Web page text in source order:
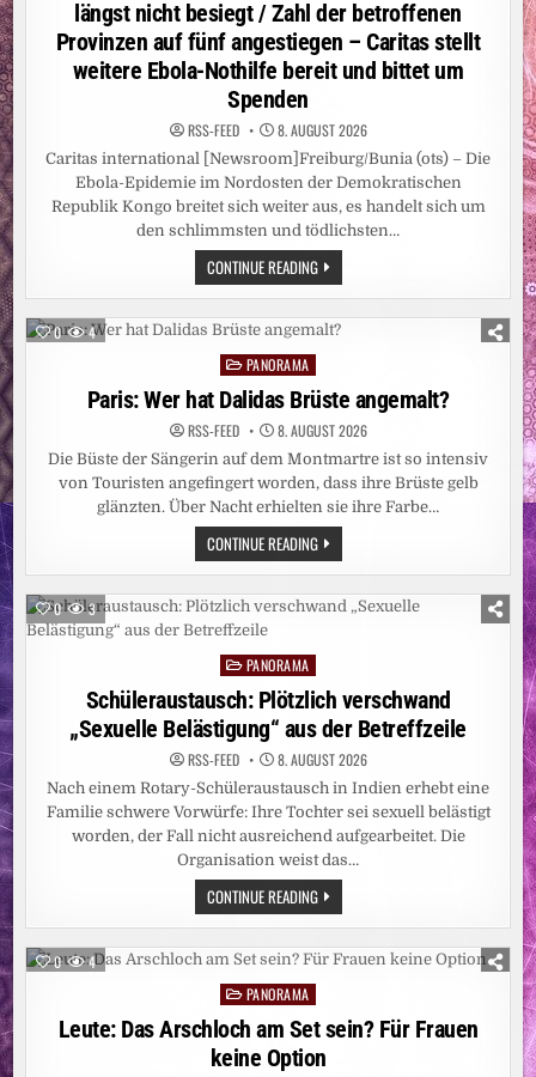
längst nicht besiegt / Zahl der betroffenen
Provinzen auf fünf angestiegen – Caritas stellt
weitere Ebola-Nothilfe bereit und bittet um
Spenden
RSS-FEED 8. AUGUST 2026
Caritas international [Newsroom]Freiburg/Bunia (ots) – Die
Ebola-Epidemie im Nordosten der Demokratischen
Republik Kongo breitet sich weiter aus, es handelt sich um
den schlimmsten und tödlichsten…
CONTINUE READINGCARITAS:
EBOLA-
EPIDEMIE
IN
DER
LÄNGST
NICHT
BESIEGT
/
ZAHL
DER
BETROFFENEN
PROVINZEN
AUF
FÜNF
ANGESTIEGEN
–
CARITAS
STELLT
WEITERE
BITTET
UM
SPENDEN
0 4
Posted
in
PANORAMA
Paris: Wer hat Dalidas Brüste angemalt?
RSS-FEED 8. AUGUST 2026
Die Büste der Sängerin auf dem Montmartre ist so intensiv
von Touristen angefingert worden, dass ihre Brüste gelb
glänzten. Über Nacht erhielten sie ihre Farbe…
CONTINUE READINGPARIS:
WER
HAT
DALIDAS
BRÜSTE
ANGEMALT?
0 3
PostedPANORAMA
Schüleraustausch: Plötzlich verschwand
„Sexuelle Belästigung“ aus der Betreffzeile
RSS-FEED 8. AUGUST 2026
Nach einem Rotary-Schüleraustausch in Indien erhebt eine
Familie schwere Vorwürfe: Ihre Tochter sei sexuell belästigt
worden, der Fall nicht ausreichend aufgearbeitet. Die
Organisation weist das…
CONTINUE READINGSCHÜLERAUSTAUSCH:
PLÖTZLICH
VERSCHWAND
„SEXUELLE
BELÄSTIGUNG“
0 4
PostedPANORAMA
Leute: Das Arschloch am Set sein? Für Frauen
keine Option